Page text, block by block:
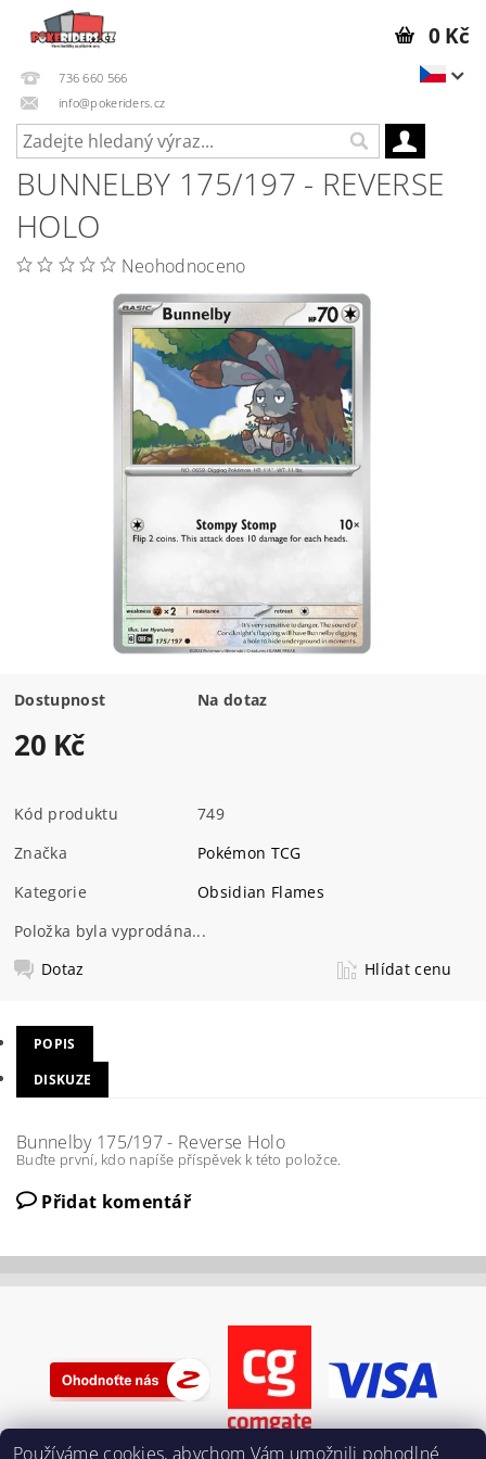
736 660 566
info@pokeriders.cz
0 Kč
BUNNELBY 175/197 - REVERSE
HOLO
Neohodnoceno
Dostupnost Na dotaz
20 Kč
Kód produktu
749
Značka
Pokémon TCG
Kategorie
Obsidian Flames
Položka byla vyprodána...
Dotaz
Hlídat cenu
POPIS
DISKUZE
Bunnelby 175/197 - Reverse Holo
Buďte první, kdo napíše příspěvek k této položce.
Přidat komentář
Používáme cookies, abychom Vám umožnili pohodlné